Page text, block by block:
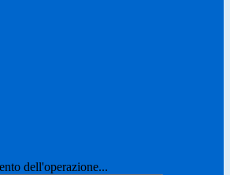
dell'operazione...